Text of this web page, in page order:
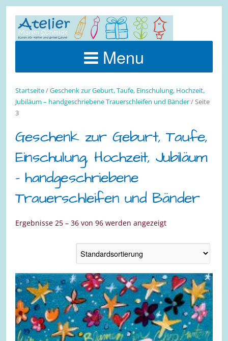
Menu
Startseite/Geschenk zur Geburt, Taufe, Einschulung, Hochzeit,
Jubiläum – handgeschriebene Trauerschleifen und Bänder/ Seite
3
Geschenk zur Geburt, Taufe,
Einschulung, Hochzeit, Jubiläum
– handgeschriebene
Trauerschleifen und Bänder
Ergebnisse 25 – 36 von 96 werden angezeigt